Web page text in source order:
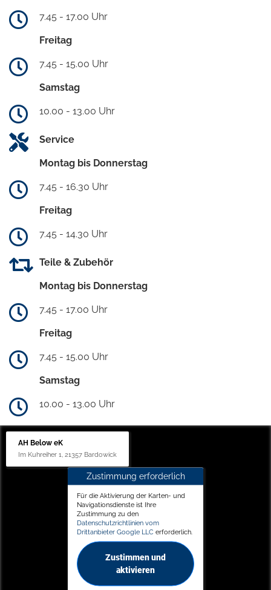
7.45 - 17.00 Uhr
Freitag
7.45 - 15.00 Uhr
Samstag
10.00 - 13.00 Uhr
Service
Montag bis Donnerstag
7.45 - 16.30 Uhr
Freitag
7.45 - 14.30 Uhr
Teile & Zubehör
Montag bis Donnerstag
7.45 - 17.00 Uhr
Freitag
7.45 - 15.00 Uhr
Samstag
10.00 - 13.00 Uhr
AH Below eK
Im Kuhreiher 1, 21357 Bardowick
Zustimmung erforderlich
Für die Aktivierung der Karten- und
Navigationsdienste ist Ihre
Zustimmung zu den
Datenschutzrichtlinien vom
Drittanbieter Google LLC erforderlich.
Zustimmen und
aktivieren